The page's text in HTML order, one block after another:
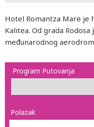
Hotel Romantza Mare je
Kalitea. Od grada
međunarodnog
Program Putovanja
Polazak